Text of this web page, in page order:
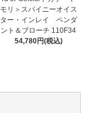
モリ＞スパイニーオイス
ター・インレイ ペンダ
ント＆ブローチ 110F34
54,780円(税込)